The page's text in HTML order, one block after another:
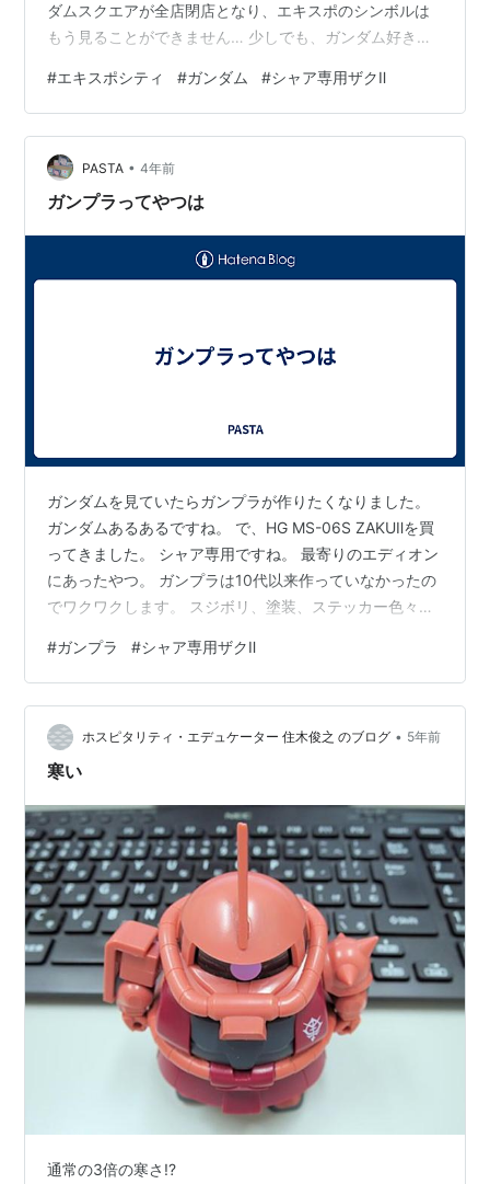
ダムスクエアが全店閉店となり、エキスポのシンボルは
もう見ることができません… 少しでも、ガンダム好きな
#エキスポシティ #ガンダム #シャア専用ザクⅡ
PASTA • 4年前
ガンプラってやつは
ガンダムを見ていたらガンプラが作りたくなりました。
ガンダムあるあるですね。 で、HG MS-06S ZAKUⅡを買
ってきました。 シャア専用ですね。 最寄りのエディオン
にあったやつ。 ガンプラは10代以来作っていなかったの
でワクワクします。 スジボリ、塗装、ステッカー色々挑
が、趣味はそんなもんですね。 =シャア=
#ガンプラ #シャア専用ザクⅡ
ホスピタリティ・エデュケーター 住木俊之 のブログ • 5年前
寒い
通常の3倍の寒さ!?